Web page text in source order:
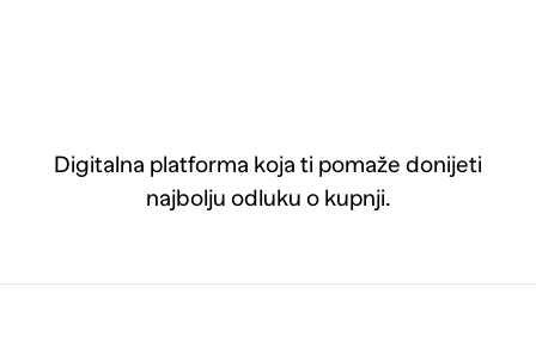
Digitalna platforma koja ti pomaže donijeti
najbolju odluku o kupnji.